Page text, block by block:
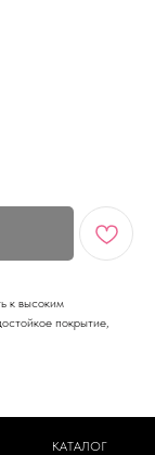
к высоким
покрытие,
КАТАЛОГ